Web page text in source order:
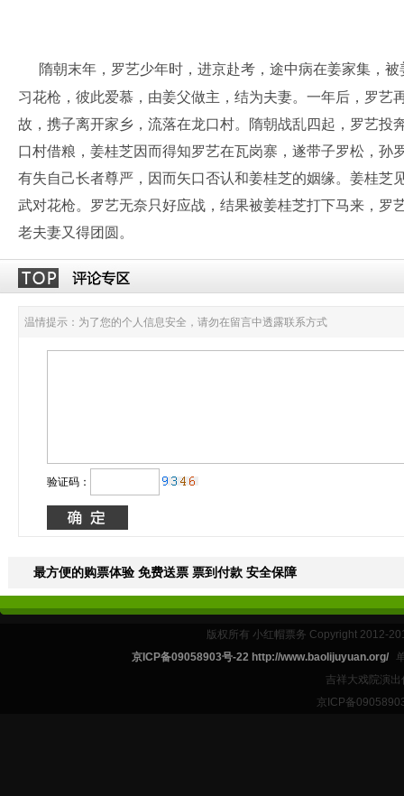
隋朝末年，罗艺少年时，进京赴考，途中病在姜家集，
习花枪，彼此爱慕，由姜父做主，结为夫妻。一年后，罗
故，携子离开家乡，流落在龙口村。隋朝战乱四起，罗艺
口村借粮，姜桂芝因而得知罗艺在瓦岗寨，遂带子罗松，
有失自己长者尊严，因而矢口否认和姜桂芝的姻缘。姜桂
武对花枪。罗艺无奈只好应战，结果被姜桂芝打下马来，
老夫妻又得团圆。
温情提示：为了您的个人信息安全，请勿在留言中透露联系方式
验证码：
最方便的购票体验 免费送票 票到付款 安全保障
版权所有 小红帽票务 Copyright 2012-
京ICP备09058903号-22 http://www.baolijuyuan.org/
吉祥大戏院演
京ICP备